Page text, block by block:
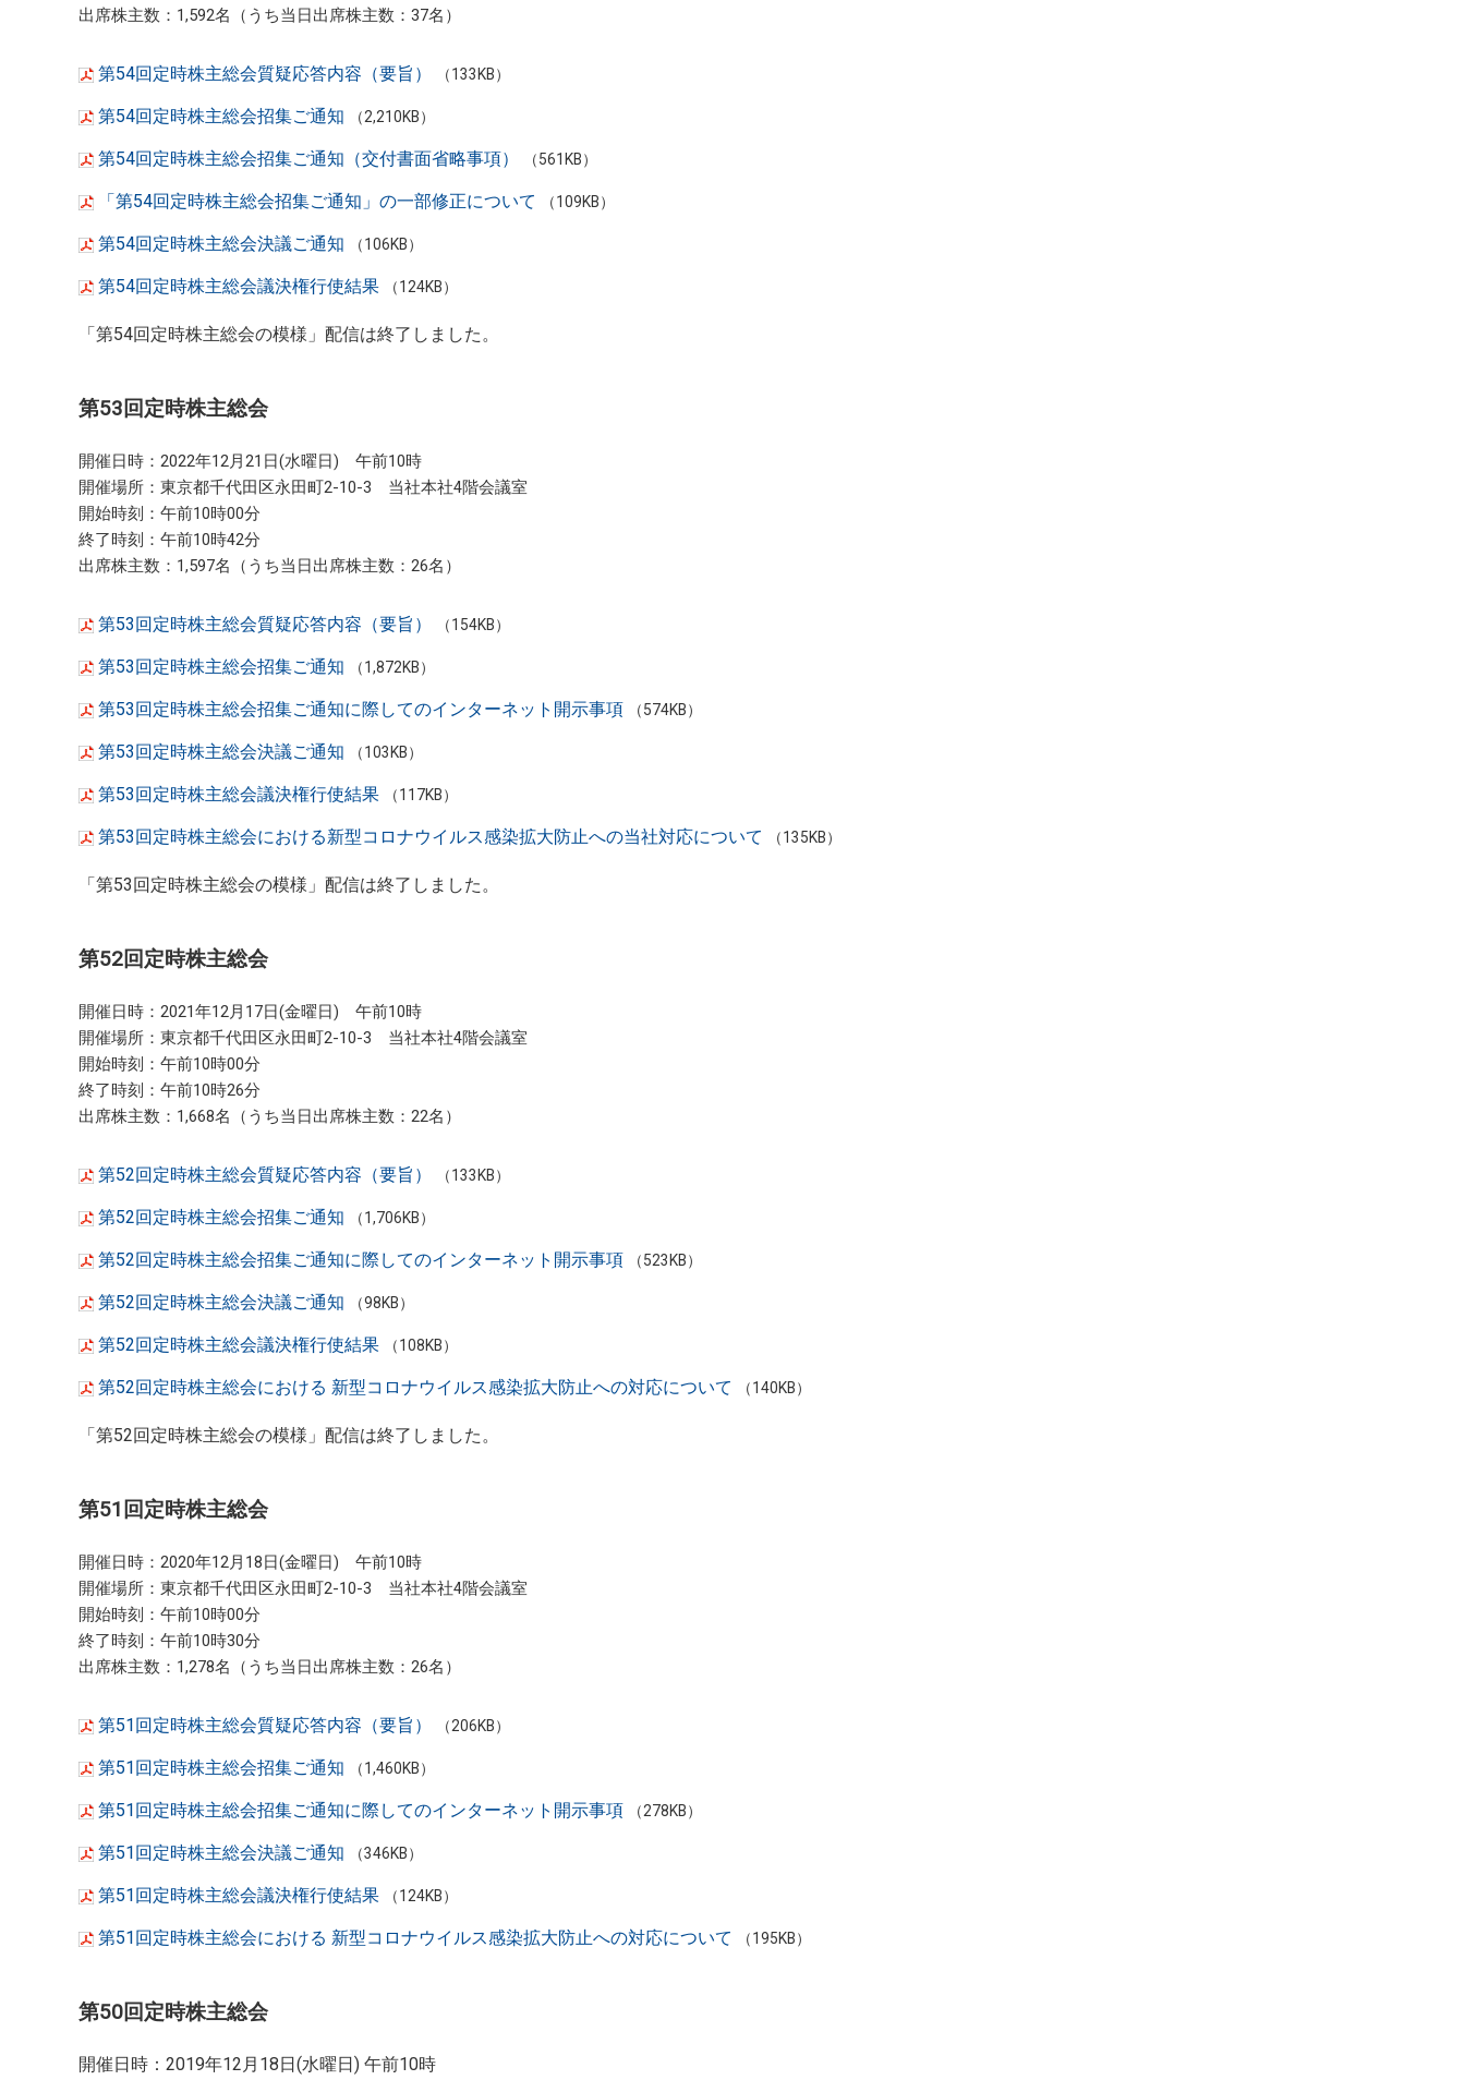
出席株主数：1,592名（うち当日出席株主数：37名）
第54回定時株主総会質疑応答内容（要旨） （133KB）
第54回定時株主総会招集ご通知 （2,210KB）
第54回定時株主総会招集ご通知（交付書面省略事項） （561KB）
「第54回定時株主総会招集ご通知」の一部修正について （109KB）
第54回定時株主総会決議ご通知 （106KB）
第54回定時株主総会議決権行使結果 （124KB）
「第54回定時株主総会の模様」配信は終了しました。
第53回定時株主総会
開催日時：2022年12月21日(水曜日) 午前10時
開催場所：東京都千代田区永田町2-10-3 当社本社4階会議室
開始時刻：午前10時00分
終了時刻：午前10時42分
出席株主数：1,597名（うち当日出席株主数：26名）
第53回定時株主総会質疑応答内容（要旨） （154KB）
第53回定時株主総会招集ご通知 （1,872KB）
第53回定時株主総会招集ご通知に際してのインターネット開示事項 （574KB）
第53回定時株主総会決議ご通知 （103KB）
第53回定時株主総会議決権行使結果 （117KB）
第53回定時株主総会における新型コロナウイルス感染拡大防止への当社対応について （135KB）
「第53回定時株主総会の模様」配信は終了しました。
第52回定時株主総会
開催日時：2021年12月17日(金曜日) 午前10時
開催場所：東京都千代田区永田町2-10-3 当社本社4階会議室
開始時刻：午前10時00分
終了時刻：午前10時26分
出席株主数：1,668名（うち当日出席株主数：22名）
第52回定時株主総会質疑応答内容（要旨） （133KB）
第52回定時株主総会招集ご通知 （1,706KB）
第52回定時株主総会招集ご通知に際してのインターネット開示事項 （523KB）
第52回定時株主総会決議ご通知 （98KB）
第52回定時株主総会議決権行使結果 （108KB）
第52回定時株主総会における 新型コロナウイルス感染拡⼤防⽌への対応について （140KB）
「第52回定時株主総会の模様」配信は終了しました。
第51回定時株主総会
開催日時：2020年12月18日(金曜日) 午前10時
開催場所：東京都千代田区永田町2-10-3 当社本社4階会議室
開始時刻：午前10時00分
終了時刻：午前10時30分
出席株主数：1,278名（うち当日出席株主数：26名）
第51回定時株主総会質疑応答内容（要旨） （206KB）
第51回定時株主総会招集ご通知 （1,460KB）
第51回定時株主総会招集ご通知に際してのインターネット開示事項 （278KB）
第51回定時株主総会決議ご通知 （346KB）
第51回定時株主総会議決権行使結果 （124KB）
第51回定時株主総会における 新型コロナウイルス感染拡⼤防⽌への対応について （195KB）
第50回定時株主総会
開催日時：2019年12月18日(水曜日) 午前10時